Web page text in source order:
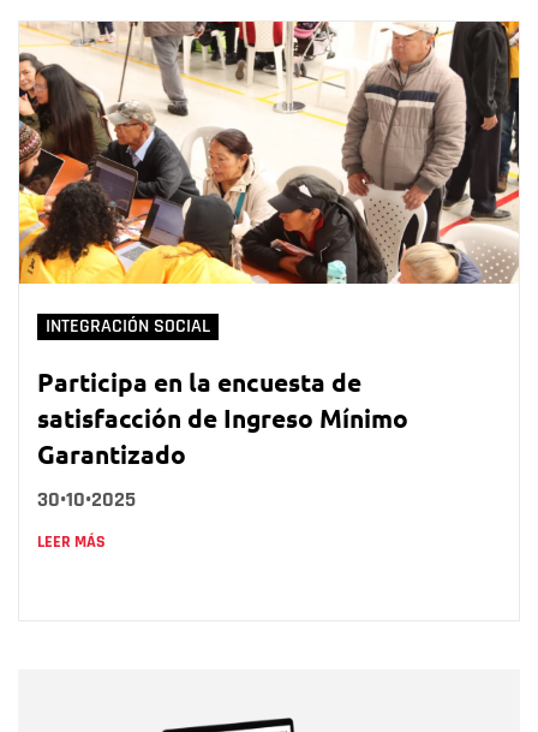
INTEGRACIÓN SOCIAL
Participa en la encuesta de
satisfacción de Ingreso Mínimo
Garantizado
30•10•2025
LEER MÁS